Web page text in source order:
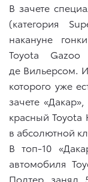
В зачете
(категория
накануне
Toyota
де Вильерсом.
которого уже
зачете
красный Toyota
в абсолютной
В топ-10
автомобиля
Полтер занял